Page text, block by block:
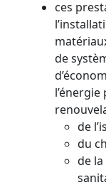
ces
de
de
du
de